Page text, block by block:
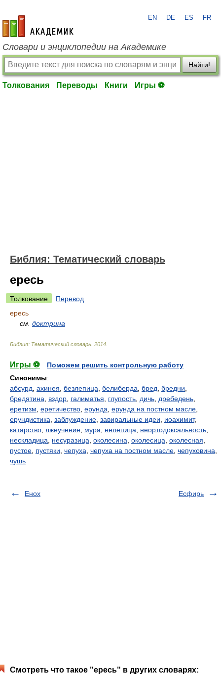
academic.ru
EN DE ES FR
Словари и энциклопедии на Академике
Найти!
Толкования Переводы Книги Игры ⚽
Библия: Тематический словарь
ересь
Толкование
Перевод
ересь
см. доктрина
Библия: Тематический словарь 2014
Игры ⚽
Поможем решить контрольную работу
Синонимы:
абсурд ахинея безлепица белиберда бред бредни
бредятина
вздор галиматья глупость дичь дребедень
еретизм еретичество ерунда ерунда на постном масле
ерундистика заблуждение завиральные идеи иоахимит,
катарство лжеучение мура нелепица неортодоксальность
нескладица
несуразица околесина околесица околесная
пустое пустяки чепуха чепуха на постном масле чепуховина
чушь
Енох Есфирь
Смотреть что такое "ересь" в других словарях: